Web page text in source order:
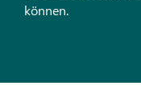
können.